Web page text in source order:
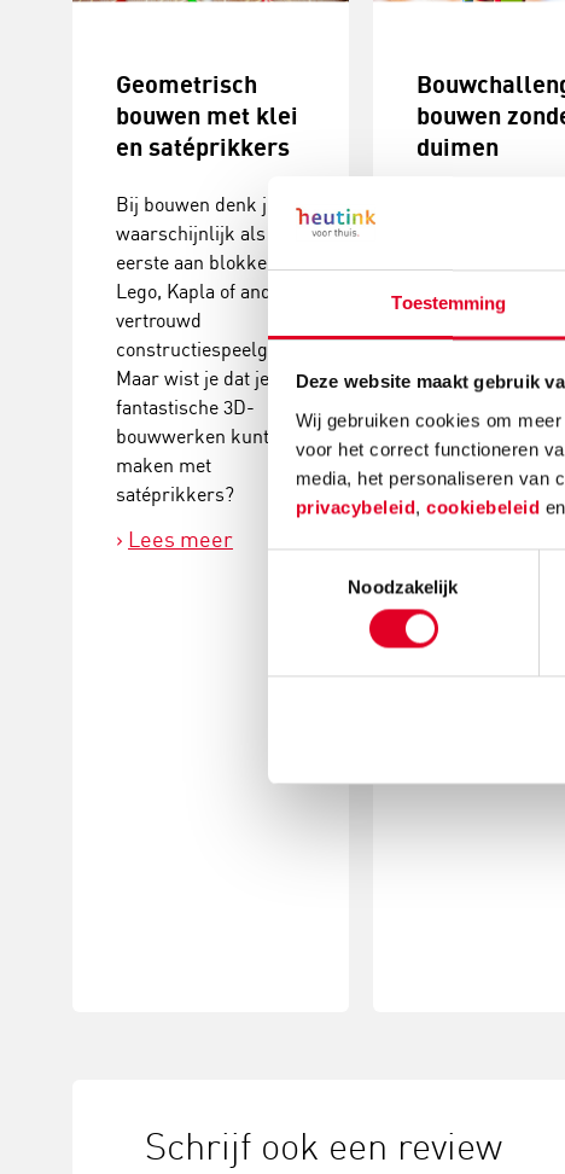
Toestemming
Deze website maakt gebruik
Wij gebruiken cookies om
voor het correct functioneren
media, het personaliseren van
privacybeleid, cookiebeleid
Noodzakelijk
Geometrisch
bouwen met klei
en satéprikkers
Bij bouwen denk je
waarschijnlijk als
eerste aan blokken,
Lego, Kapla of ander
vertrouwd
constructiespeelgoed.
Maar wist je dat je ook
fantastische 3D-
bouwwerken kunt
maken met
satéprikkers?
Lees meer
bouwen
duimen
dat onze handen
duim hebben?
Dan ontdek je
genoeg bij deze
zonder duimen.
Lees meer
Schrijf ook een review